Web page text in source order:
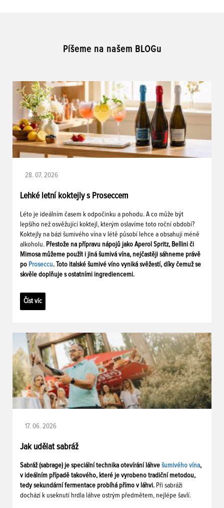
Píšeme na našem BLOGu
28. 07. 2026
Lehké letní koktejly s Proseccem
Léto je ideálním časem k odpočinku a pohodu. A co může být
lepšího než osvěžující koktejl, kterým oslavíme toto roční období?
Koktejly na bázi šumivého vína v létě působí lehce a obsahují méně
alkoholu. Přestože na přípravu nápojů jako Aperol Spritz, Bellini či
Mimosa můžeme použít i jiná šumivá vína, nejčastěji sáhneme právě
po Proseccu. Toto italské šumivé víno vyniká svěžestí, díky čemuž se
skvěle doplňuje s ostatními ingrediencemi.
Číst víc
17. 06. 2026
Jak udělat sabráž
Sabráž (sabrage) je speciální technika otevírání láhve šumivého vína,
v ideálním případě takového, které je vyrobeno tradiční metodou,
tedy sekundární fermentace probíhá přímo v láhvi. Při sabráži
dochází k useknutí hrdla láhve ostrým předmětem, nejlépe šavlí.